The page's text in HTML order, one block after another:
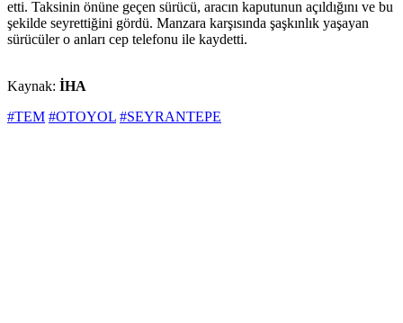
etti. Taksinin önüne geçen sürücü, aracın kaputunun açıldığını ve bu
şekilde seyrettiğini gördü. Manzara karşısında şaşkınlık yaşayan
sürücüler o anları cep telefonu ile kaydetti.
Kaynak: İHA
#TEM #OTOYOL #SEYRANTEPE